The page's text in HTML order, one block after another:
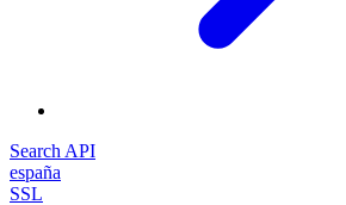
Search API
españa
SSL